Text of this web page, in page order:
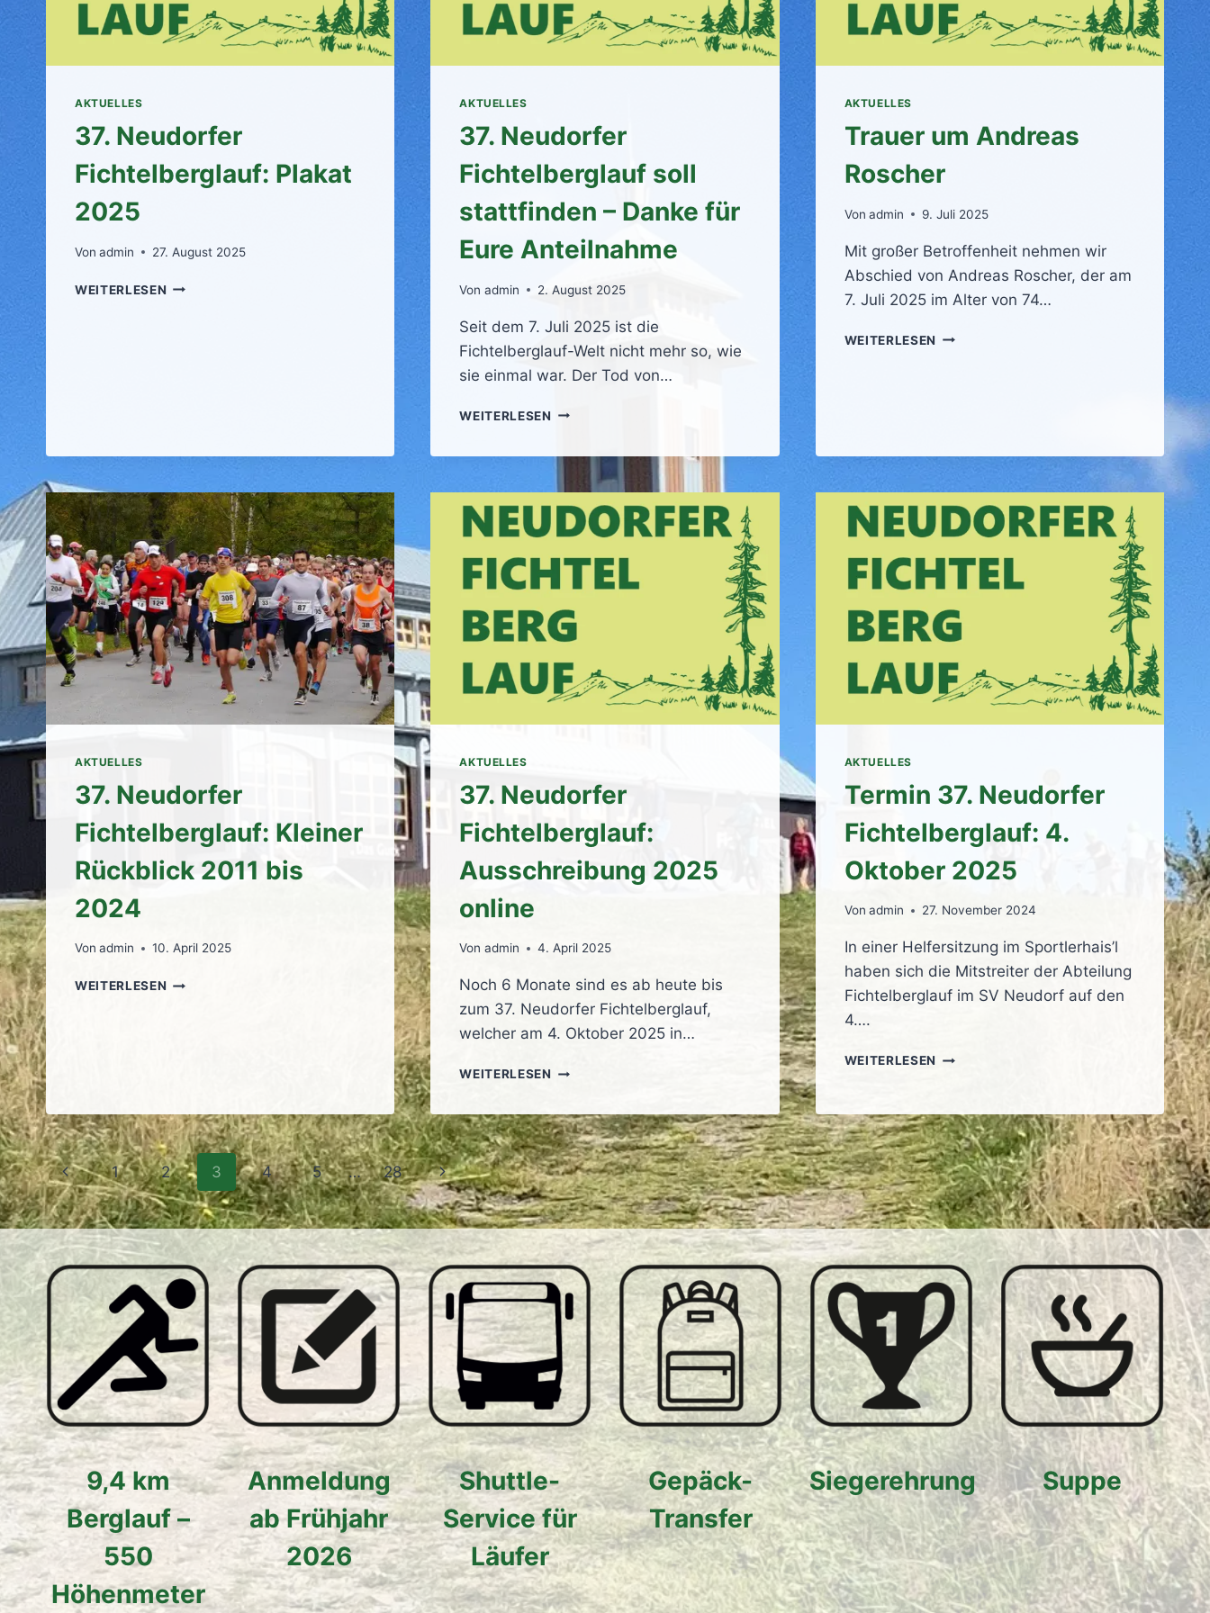
AKTUELLES
37. Neudorfer
Fichtelberglauf: Plakat
2025
Von admin 27. August 2025
WEITERLESEN 37.
AKTUELLES
37. Neudorfer
Fichtelberglauf soll
stattfinden – Danke für
Eure Anteilnahme
Von admin 2. August 2025
Seit dem 7. Juli 2025 ist die
Fichtelberglauf-Welt nicht mehr so, wie
sie einmal war. Der Tod von…
WEITERLESEN 37.
STATTFINDEN
–
DANKE
EURE
ANTEILNAHME
AKTUELLES
Trauer um Andreas
Roscher
Von admin 9. Juli 2025
Mit großer Betroffenheit nehmen wir
Abschied von Andreas Roscher, der am
7. Juli 2025 im Alter von 74…
WEITERLESEN TRAUER
AKTUELLES
37. Neudorfer
Fichtelberglauf: Kleiner
Rückblick 2011 bis
2024
Von admin 10. April 2025
WEITERLESEN 37.
2024
AKTUELLES
37. Neudorfer
Fichtelberglauf:
Ausschreibung 2025
online
Von admin 4. April 2025
Noch 6 Monate sind es ab heute bis
zum 37. Neudorfer Fichtelberglauf,
welcher am 4. Oktober 2025 in…
WEITERLESEN 37.
AUSSCHREIBUNG
2025
ONLINE
AKTUELLES
Termin 37. Neudorfer
Fichtelberglauf: 4.
Oktober 2025
Von admin 27. November 2024
In einer Helfersitzung im Sportlerhais’l
haben sich die Mitstreiter der Abteilung
Fichtelberglauf im SV Neudorf auf den
4….
WEITERLESEN TERMIN
FICHTELBERGLAUF:
4.
OKTOBER
2025
Seitennavigation
Vorherige
Seite
1 2 3 4 5 … 28
Nächste
Seite
9,4 km
Berglauf –
550
Höhenmeter
Anmeldung
ab Frühjahr
2026
Shuttle-
Service für
Läufer
Gepäck-
Transfer
Siegerehrung Suppe